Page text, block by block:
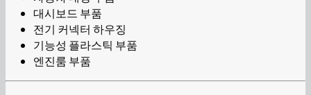
대시보드 부품
전기 커넥터 하우징
기능성 플라스틱 부품
엔진룸 부품